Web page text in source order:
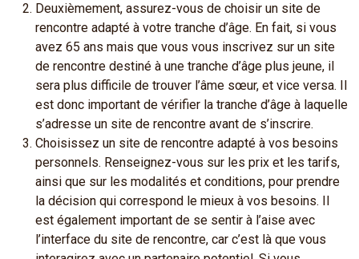
Deuxièmement, assurez-vous de choisir un site de
rencontre adapté à votre tranche d’âge. En fait, si vous
avez 65 ans mais que vous vous inscrivez sur un site
de rencontre destiné à une tranche d’âge plus jeune, il
sera plus difficile de trouver l’âme sœur, et vice versa. Il
est donc important de vérifier la tranche d’âge à laquelle
s’adresse un site de rencontre avant de s’inscrire.
Choisissez un site de rencontre adapté à vos besoins
personnels. Renseignez-vous sur les prix et les tarifs,
ainsi que sur les modalités et conditions, pour prendre
la décision qui correspond le mieux à vos besoins. Il
est également important de se sentir à l’aise avec
l’interface du site de rencontre, car c’est là que vous